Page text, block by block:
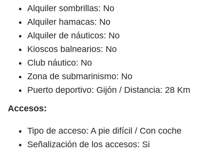
Alquiler sombrillas: No
Alquiler hamacas: No
Alquiler de náuticos: No
Kioscos balnearios: No
Club náutico: No
Zona de submarinismo: No
Puerto deportivo: Gijón / Distancia: 28 Km
Accesos:
Tipo de acceso: A pie difícil / Con coche
Señalización de los accesos: Si